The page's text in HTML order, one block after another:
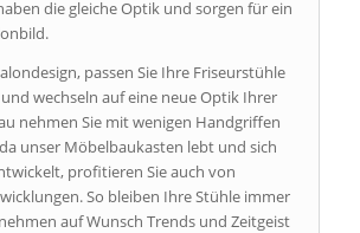
die gleiche Optik und sorgen für ein
passen Sie Ihre Friseurstühle
wechseln auf eine neue Optik Ihrer
nehmen Sie mit wenigen Handgriffen
unser Möbelbaukasten lebt und sich
profitieren Sie auch von
So bleiben Ihre Stühle immer
auf Wunsch Trends und Zeitgeist